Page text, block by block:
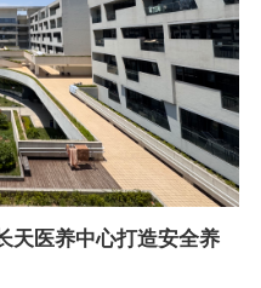
天医养中心打造安全养